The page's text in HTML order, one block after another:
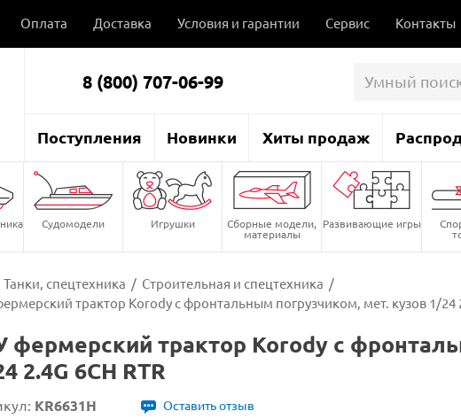
Оплата Доставка Условия и гарантии Сервис Контакты
8 (800) 707-06-99
Поступления Новинки Хиты продаж
Судомодели Игрушки Сборные модели,
материалы
Развивающие игры
Танки, спецтехника / Строительная и спецтехника /
трактор Korody с фронтальным погрузчиком, мет. кузов 1/24
фермерский трактор Korody с
2.4G 6CH RTR
KR6631H
Оставить отзыв